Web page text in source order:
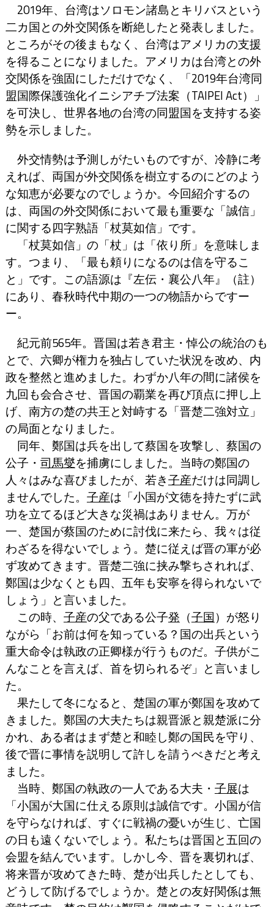
2019年、台湾はソロモン諸島とキリバスという
二カ国との外交関係を断絶したと発表しました。
ところがその後まもなく、台湾はアメリカの支援
を得ることになりました。アメリカは台湾との外
交関係を強固にしただけでなく、「2019年台湾同
盟国際保護強化イニシアチブ法案（TAIPEI Act）」
を可決し、世界各地の台湾の同盟国を支持する姿
勢を示しました。
外交情勢は予測しがたいものですが、冷静に考
えれば、両国が外交関係を樹立するのにどのよう
な知恵が必要なのでしょうか。今回紹介するの
は、両国の外交関係において最も重要な「誠信」
に関する四字熟語「杖莫如信」です。
「杖莫如信」の「杖」は「依り所」を意味しま
す。つまり、「最も頼りになるのは信を守るこ
と」です。この語源は『左伝・襄公八年』（註）
にあり、春秋時代中期の一つの物語からですー
ー。
紀元前565年。晋国は若き君主・悼公の統治のも
とで、六卿が権力を独占していた状況を改め、内
政を整然と進めました。わずか八年の間に諸侯を
九回も会合させ、晋国の覇業を再び頂点に押し上
げ、南方の楚の共王と対峙する「晋楚二強対立」
の局面となりました。
同年、鄭国は兵を出して蔡国を攻撃し、蔡国の
公子・ 司馬燮を捕虜にしました。当時の鄭国の
人々はみな喜びましたが、若き子産だけは同調し
ませんでした。 子産は「小国が文徳を持たずに武
功を立てるほど大きな災禍はありません。万が
一、楚国が蔡国のために討伐に来たら、我々は従
わざるを得ないでしょう。楚に従えば晋の軍が必
ず攻めてきます。晋楚二強に挟み撃ちされれば、
鄭国は少なくとも四、五年も安寧を得られないで
しょう」と言いました。
この時、 子産の父である公子発 （子国）が怒り
ながら「お前は何を知っている？国の出兵という
重大命令は執政の正卿様が行うものだ。子供がこ
んなことを言えば、首を切られるぞ」と言いまし
た。
果たして冬になると、楚国の軍が鄭国を攻めて
きました。鄭国の大夫たちは親晋派と親楚派に分
かれ、ある者はまず楚と和睦し鄭の国民を守り、
後で晋に事情を説明して許しを請うべきだと考え
ました。
当時、鄭国の執政の一人である大夫・ 子展は
「小国が大国に仕える原則は誠信です。小国が信
を守らなければ、すぐに戦禍の憂いが生じ、亡国
の日も遠くないでしょう。私たちは晋国と五回の
会盟を結んでいます。しかし今、晋を裏切れば、
将来晋が攻めてきた時、楚が出兵したとしても、
どうして防げるでしょうか。楚との友好関係は無